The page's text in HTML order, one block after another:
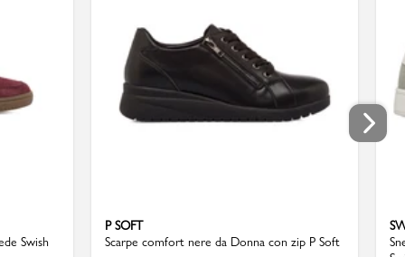
Swish
P SOFT
Scarpe comfort nere da Donna con zip P Soft